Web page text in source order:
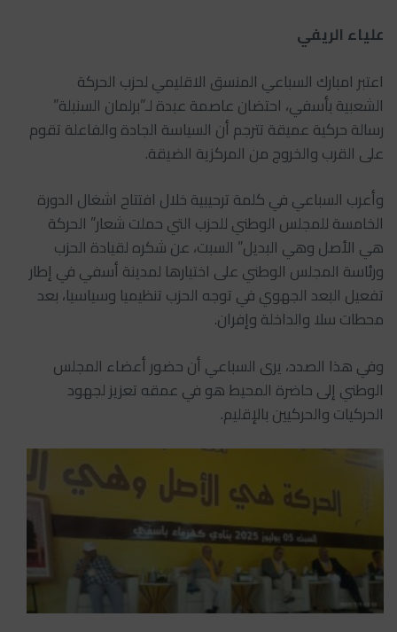
علياء الريفي
اعتبر امبارك السباعي المنسق الاقليمي لحزب الحركة
الشعبية بأسفي، احتضان عاصمة عبدة لـ”برلمان السنبلة”
رسالة حركية عميقة تترجم أن السياسة الجادة والفاعلة تقوم
على القرب والخروج من المركزية الضيقة.
وأعرب السباعي في كلمة ترحيبية خلال افتتاح اشغال الدورة
الخامسة للمجلس الوطني للحزب التي حملت شعار” الحركة
هي الأصل وهي البديل” السبت، عن شكره لقيادة الحزب
ورئاسة المجلس الوطني على اختيارها لمدينة أسفي في إطار
تفعيل البعد الجهوي في توجه الحزب تنظيميا وسياسيا، بعد
محطات سلا والداخلة وإفران.
وفي هذا الصدد، يرى السباعي أن حضور أعضاء المجلس
الوطني إلى حاضرة المحيط هو في عمقه تعزيز لجهود
الحركيات والحركيين بالإقليم.